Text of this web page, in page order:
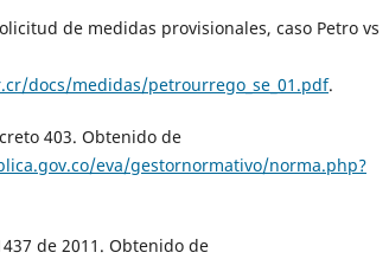
de medidas provisionales, caso Petro vs
docs/medidas/petrourrego_se_01.pdf.
403. Obtenido de
eva/gestornormativo/norma.php?
de 2011. Obtenido de